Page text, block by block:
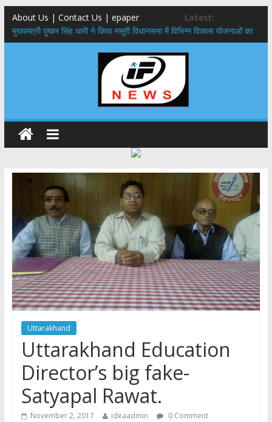
About Us | Contact Us | epaper
Latest:
मुख्यमंत्री पुष्कर सिंह धामी ने किया मसूरी विधानसभा में विभिन्न विकास योजनाओं का
लोकार्पण – शिलान्यास
एमडीडीए बोर्ड बैठक, देहरादून और मसूरी के विकास के लिए 25 बड़े प्रस्तावों को मिली
बुजुर्ग-दिव्यांगों के घर जाएंगे बीएलओ, करेंगे नोटिसों का निस्तारण
​देहरादून में 11 अगस्त को लगेगा एक दिवसीय रोजगार मेला, 559 पदों पर होगी भर्ती
पुष्पवर्षा और चरण प्रक्षालन के साथ देवभूमि ने किया शिवभक्त कांवड़ियों का
अभिनंदन,मुख्यमंत्री ने स्वास्थ्य सेवा शिविर का किया शुभारंभ, श्रद्धालुओं को अपने
हाथों से परोसा भोजन
Uttarakhand
Uttarakhand Education
Director’s big fake-
Satyapal Rawat.
November 2, 2017 ideaadmin 0 Comment